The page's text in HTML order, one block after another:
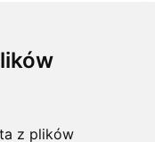
z plików
firmy